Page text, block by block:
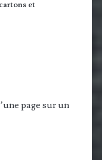
et
page sur un